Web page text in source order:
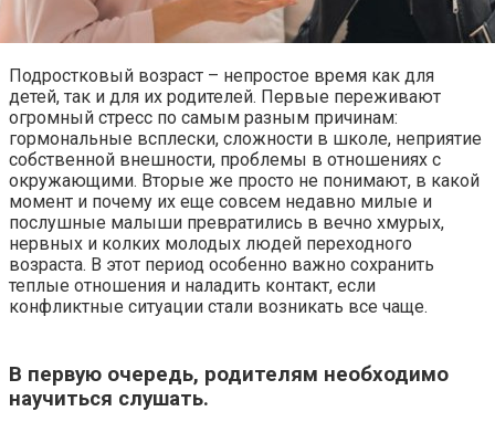
Подростковый возраст – непростое время как для
детей, так и для их родителей. Первые переживают
огромный стресс по самым разным причинам:
гормональные всплески, сложности в школе, неприятие
собственной внешности, проблемы в отношениях с
окружающими. Вторые же просто не понимают, в какой
момент и почему их еще совсем недавно милые и
послушные малыши превратились в вечно хмурых,
нервных и колких молодых людей переходного
возраста. В этот период особенно важно сохранить
теплые отношения и наладить контакт, если
конфликтные ситуации стали возникать все чаще.
В первую очередь, родителям необходимо
научиться слушать.